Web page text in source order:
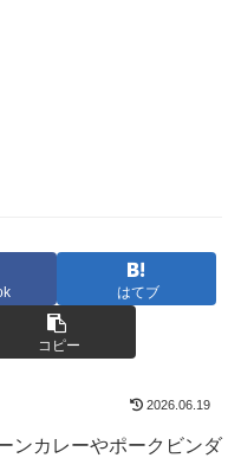
はてブ
コピー
2026.06.19
ンカレーやポークビンダ